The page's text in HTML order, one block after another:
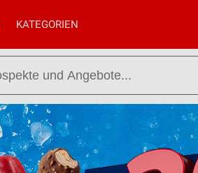
KATEGORIEN